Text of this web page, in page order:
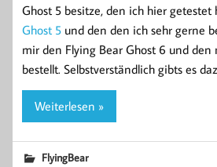
Ghost 5 besitze, den ich hier getestet
Ghost 5 und den den ich sehr gerne
mir den Flying Bear Ghost 6 und den
bestellt. Selbstverständlich gibts es
Weiterlesen »
FlyingBear